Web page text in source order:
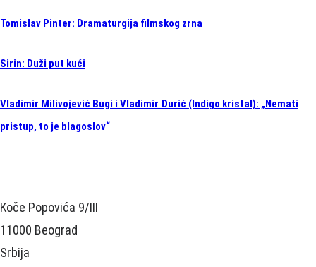
Tomislav Pinter: Dramaturgija filmskog zrna
Sirin: Duži put kući
Vladimir Milivojević Bugi i Vladimir Đurić (Indigo kristal): „Nemati
pristup, to je blagoslov“
Koče Popovića 9/III
11000 Beograd
Srbija